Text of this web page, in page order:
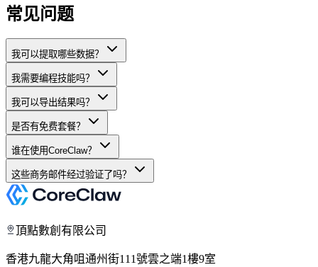
常见问题
我可以提取哪些数据？
我需要编程技能吗？
我可以导出结果吗？
是否有免费套餐？
谁在使用CoreClaw？
这些商务邮件经过验证了吗？
頂點數創有限公司
香港九龍大角咀通州街111號雲之端1樓9室